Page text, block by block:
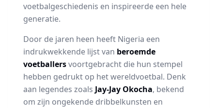
voetbalgeschiedenis en inspireerde een hele
generatie.
Door de jaren heen heeft Nigeria een
indrukwekkende lijst van beroemde
voetballersvoortgebracht die hun stempel
hebben gedrukt op het wereldvoetbal. Denk
aan legendes zoals Jay-Jay Okocha, bekend
om zijn ongekende dribbelkunsten en